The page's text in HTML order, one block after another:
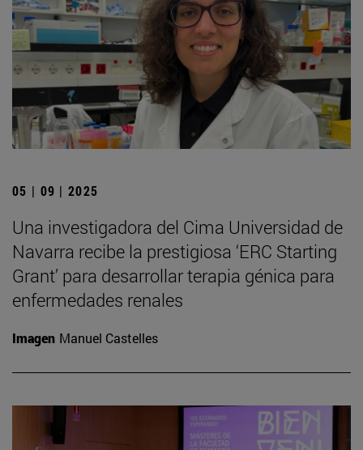
05 | 09 | 2025
Una investigadora del Cima Universidad de
Navarra recibe la prestigiosa ‘ERC Starting
Grant’ para desarrollar terapia génica para
enfermedades renales
Imagen Manuel Castelles